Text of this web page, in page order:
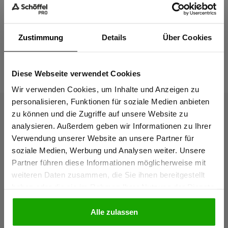
Zustimmung Details Über Cookies
Diese Webseite verwendet Cookies
Wir verwenden Cookies, um Inhalte und Anzeigen zu
personalisieren, Funktionen für soziale Medien anbieten
zu können und die Zugriffe auf unsere Website zu
analysieren. Außerdem geben wir Informationen zu Ihrer
Verwendung unserer Website an unsere Partner für
soziale Medien, Werbung und Analysen weiter. Unsere
Partner führen diese Informationen möglicherweise mit
weiteren Daten zusammen, die Sie ihnen bereitgestellt
gesammelt haben.
Alle zulassen
Passform
Sind Sie
Gewerbetreibender?
Ich bestätige, dass ich Gewerbetreibender bin. Alle
Preise werden netto ausgewiesen.